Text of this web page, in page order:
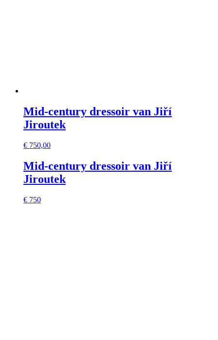
Mid-century dressoir van Jiří
Jiroutek
€ 750,00
Mid-century dressoir van Jiří
Jiroutek
€ 750